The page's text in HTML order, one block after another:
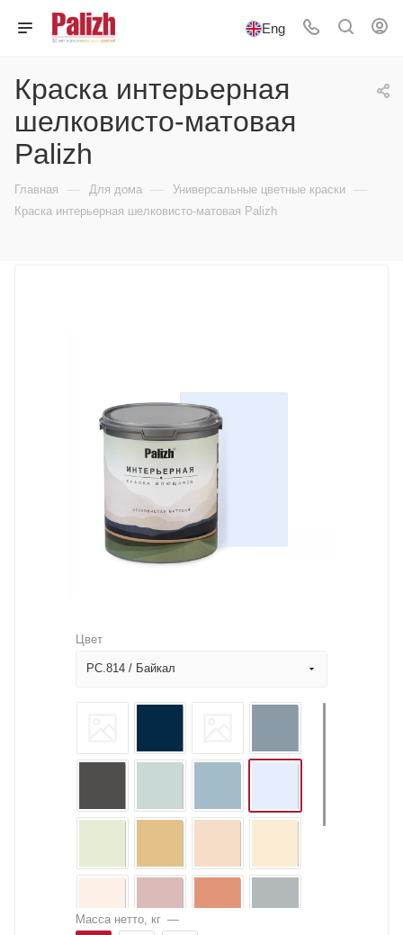
Eng
Краска интерьерная
шелковисто-матовая
Palizh
Главная — Для дома — Универсальные цветные краски —
Краска интерьерная шелковисто-матовая Palizh
Цвет
PC.814 / Байкал
Масса нетто, кг —